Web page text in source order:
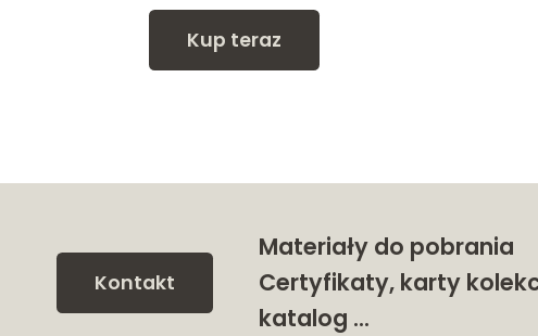
Kup teraz
Kontakt
Materiały do pobrania
Certyfikaty, karty
katalog …